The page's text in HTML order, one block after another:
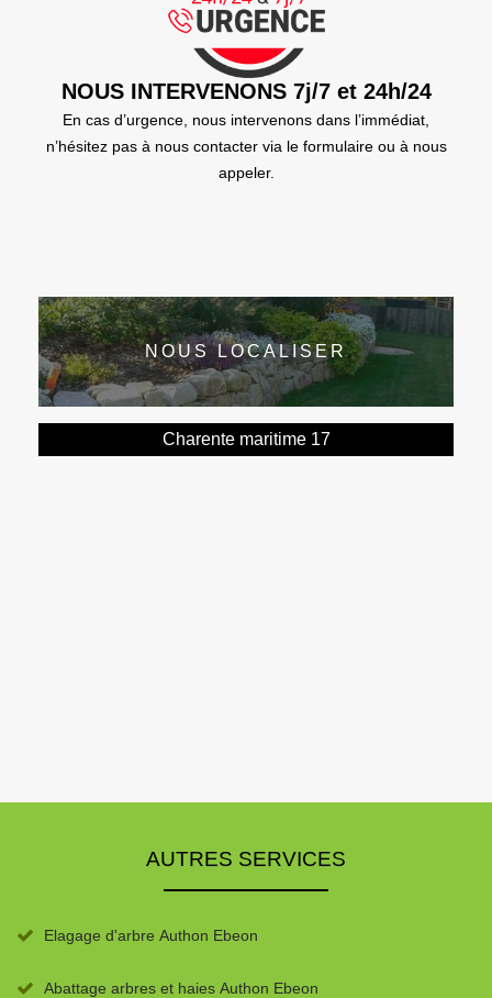
NOUS INTERVENONS 7j/7 et 24h/24
En cas d’urgence, nous intervenons dans l’immédiat,
n’hésitez pas à nous contacter via le formulaire ou à nous
appeler.
NOUS LOCALISER
Charente maritime 17
AUTRES SERVICES
Elagage d'arbre Authon Ebeon
Abattage arbres et haies Authon Ebeon